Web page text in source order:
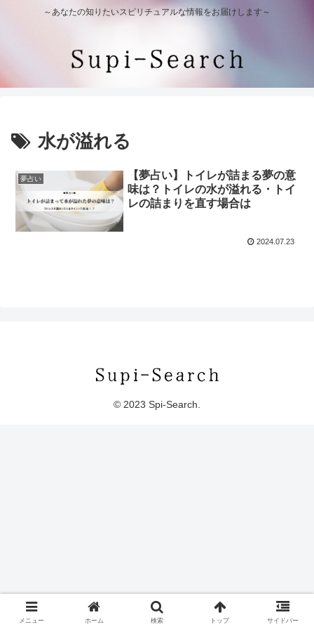
～あなたの知りたいスピリチュアルな情報をお届けします～
水が溢れる
夢占い
【夢占い】トイレが詰まる夢の意
味は？トイレの水が溢れる・トイ
レの詰まりを直す場合は
2024.07.23
© 2023 Spi-Search.
メニュー ホーム 検索 トップ サイドバー